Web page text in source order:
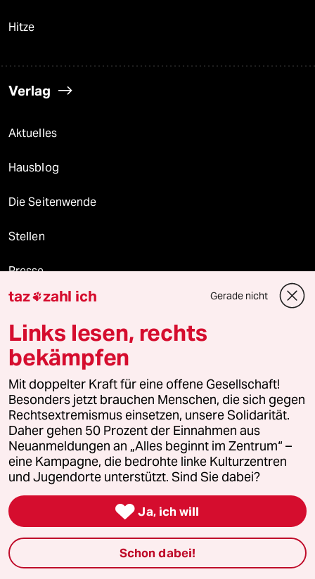
Hitze
Verlag
Aktuelles
Hausblog
Die Seitenwende
Stellen
Presse
Unterstützen
abo
genossenschaft
taz zahl ich
recherchefonds ausland
panterstiftung
panterpreis 2026
taz zahl ich Gerade nicht
Links lesen, rechts
bekämpfen
Mit doppelter Kraft für eine offene Gesellschaft!
Besonders jetzt brauchen Menschen, die sich gegen
Rechtsextremismus einsetzen, unsere Solidarität.
Daher gehen 50 Prozent der Einnahmen aus
Neuanmeldungen an „Alles beginnt im Zentrum“ –
eine Kampagne, die bedrohte linke Kulturzentren
und Jugendorte unterstützt. Sind Sie dabei?
 Ja, ich will
Schon dabei!